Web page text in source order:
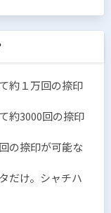
約１万回の捺印
約3000回の捺印
の捺印が可能な
だけ。シャチハ